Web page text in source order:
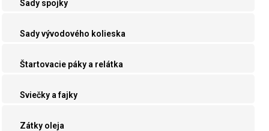
Sady spojky
Sady vývodového kolieska
Štartovacie páky a relátka
Sviečky a fajky
Zátky oleja